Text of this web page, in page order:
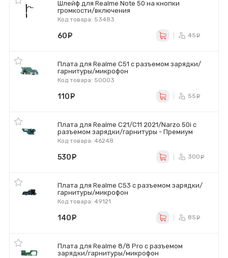
Шлейф для Realme Note 50 на кнопки
громкости/включения
Код товара: 53483
60 45
Плата для Realme C51 с разъемом зарядки/
гарнитуры/микрофон
Код товара: 50003
110 55
Плата для Realme C21/C11 2021/Narzo 50i с
разъемом зарядки/гарнитуры - Премиум
Код товара: 46248
530 300
Плата для Realme C53 с разъемом зарядки/
гарнитуры/микрофон
Код товара: 49121
140 85
Плата для Realme 8/8 Pro с разъемом
зарядки/гарнитуры/микрофон